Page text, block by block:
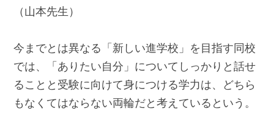
（山本先生）
今までとは異なる「新しい進学校」を目指す同校
では、「ありたい自分」についてしっかりと話せ
ることと受験に向けて身につける学力は、どちら
もなくてはならない両輪だと考えているという。